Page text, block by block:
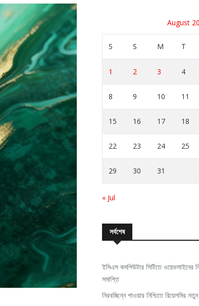
August
S S M T
1 2 3 4
8 9 10 11
15 16 17 18
22 23 24 25
29 30 31
« Jul
সর্বশেষ
ইসিএস কমপিউটার সিটিতে ওয়েভসাইনের
সমাপ্তি
নিরবচ্ছিন্ন পাওয়ার নিশ্চিতে রিয়েলমির